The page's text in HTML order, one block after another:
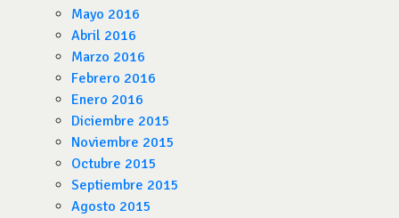
Mayo 2016
Abril 2016
Marzo 2016
Febrero 2016
Enero 2016
Diciembre 2015
Noviembre 2015
Octubre 2015
Septiembre 2015
Agosto 2015